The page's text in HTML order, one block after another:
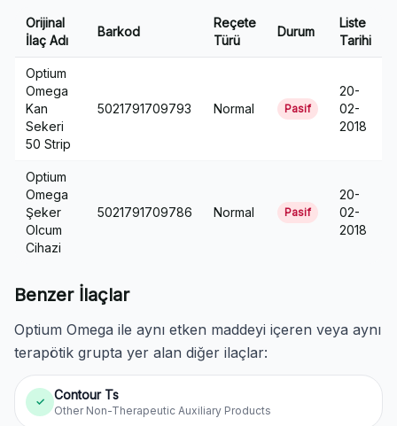
Orijinal
İlaç Adı
Barkod
Reçete
Türü
Durum
Liste
Tarihi
Optium
Omega
Kan
Sekeri
50 Strip
5021791709793 Normal Pasif
20-
02-
2018
Optium
Omega
Şeker
Olcum
Cihazi
5021791709786 Normal Pasif
20-
02-
2018
Benzer İlaçlar
Optium Omega ile aynı etken maddeyi içeren veya aynı
terapötik grupta yer alan diğer ilaçlar:
✓ Contour Ts
Other Non-Therapeutic Auxiliary Products